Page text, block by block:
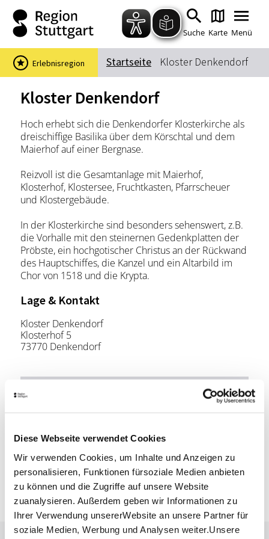
Diese Webseite verwendet Cookies
Wir verwenden Cookies, um Inhalte und Anzeigen zu
personalisieren, Funktionen fürsoziale Medien anbieten
zu können und die Zugriffe auf unsere Website
zuanalysieren. Außerdem geben wir Informationen zu
Ihrer Verwendung unsererWebsite an unsere Partner für
soziale Medien, Werbung und Analysen weiter.Unsere
Zum Hauptinhalt springen
Zur Suche springen
Zur Hauptnavigation
Zum Footer springen
Suche Karte Menü
Suchbegriff
Das könnte Sie interessieren
Stadtführungen
Events & Tickets
Ausflugsziele
Erlebnisse
Wein
Radfahren
Startseite Kloster Denkendorf
Erlebnisregion
Kloster Denkendorf
Hoch erhebt sich die Denkendorfer Klosterkirche als
dreischiffige Basilika über dem Körschtal und dem
Maierhof auf einer Bergnase.
Reizvoll ist die Gesamtanlage mit Maierhof,
Klosterhof, Klostersee, Fruchtkasten, Pfarrscheuer
und Klostergebäude.
In der Klosterkirche sind besonders sehenswert, z.B.
die Vorhalle mit den steinernen Gedenkplatten der
Pröbste, ein hochgotischer Christus an der Rückwand
des Hauptschiffes, die Kanzel und ein Altarbild im
Chor von 1518 und die Krypta.
Lage & Kontakt
Kloster Denkendorf
Klosterhof 5
73770 Denkendorf
Deutsche Bahn AG
Fahrplanauskunft der DB
Google Maps
Google Maps Route